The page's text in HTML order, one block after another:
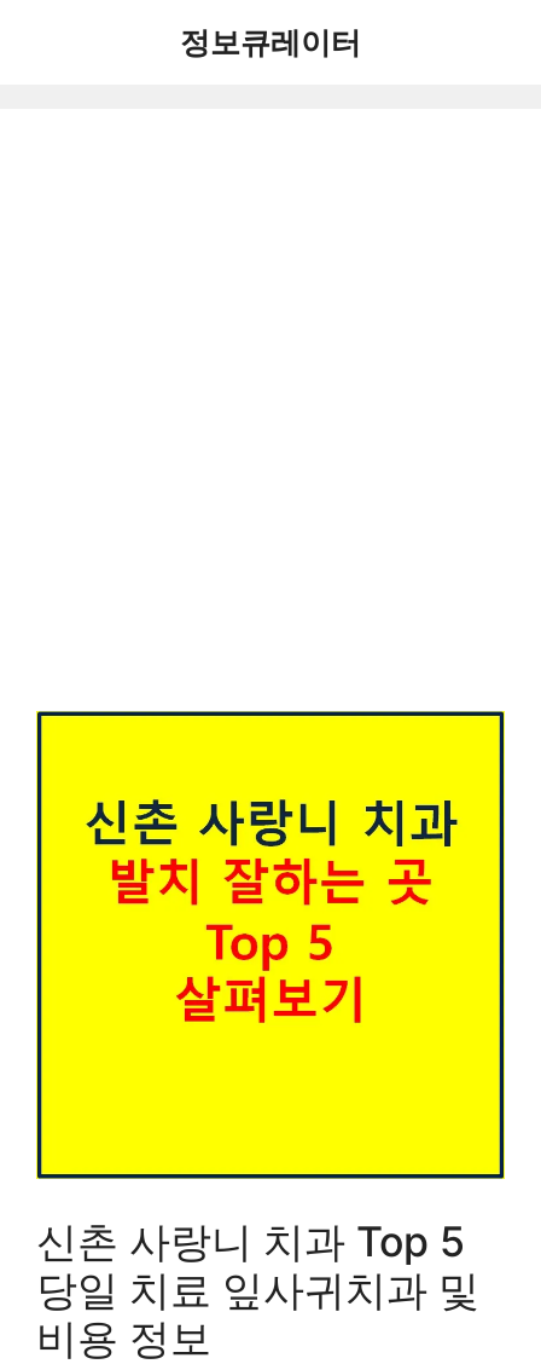
정보큐레이터
신촌 사랑니 치과 Top 5
당일 치료 잎사귀치과 및
비용 정보